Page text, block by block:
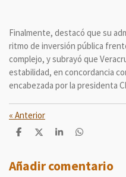
Finalmente, destacó que su
ritmo de inversión pública
complejo, y subrayó que
estabilidad, en concordancia
encabezada por la presidenta
« Anterior
C
p
a
C
p
a
C
p
a
C
p
a
Añadir comentario